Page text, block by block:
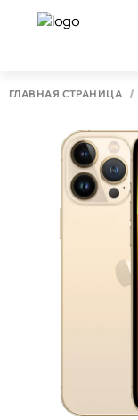
ГЛАВНАЯ СТРАНИЦА